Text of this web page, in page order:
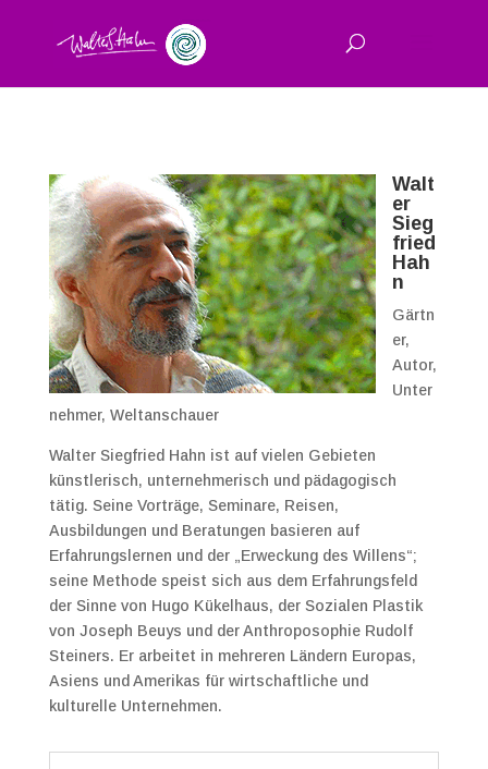
Walt
er
Sieg
fried
Hah
n
Gärtn
er,
Autor,
Unter
nehmer, Weltanschauer
Walter Siegfried Hahn ist auf vielen Gebieten
künstlerisch, unternehmerisch und pädagogisch
tätig. Seine Vorträge, Seminare, Reisen,
Ausbildungen und Beratungen basieren auf
Erfahrungslernen und der „Erweckung des Willens“;
seine Methode speist sich aus dem Erfahrungsfeld
der Sinne von Hugo Kükelhaus, der Sozialen Plastik
von Joseph Beuys und der Anthroposophie Rudolf
Steiners. Er arbeitet in mehreren Ländern Europas,
Asiens und Amerikas für wirtschaftliche und
kulturelle Unternehmen.